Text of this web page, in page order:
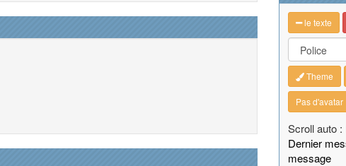
le texte
Theme
Pas d'avatar
Scroll auto :
Dernier
message